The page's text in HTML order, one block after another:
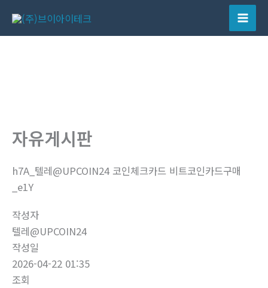
츠
Main
자유게시판
h7A_텔레@UPCOIN24 코인체크카드 비트코인카드구매
_e1Y
작성자
텔레@UPCOIN24
작성일
2026-04-22 01:35
조회